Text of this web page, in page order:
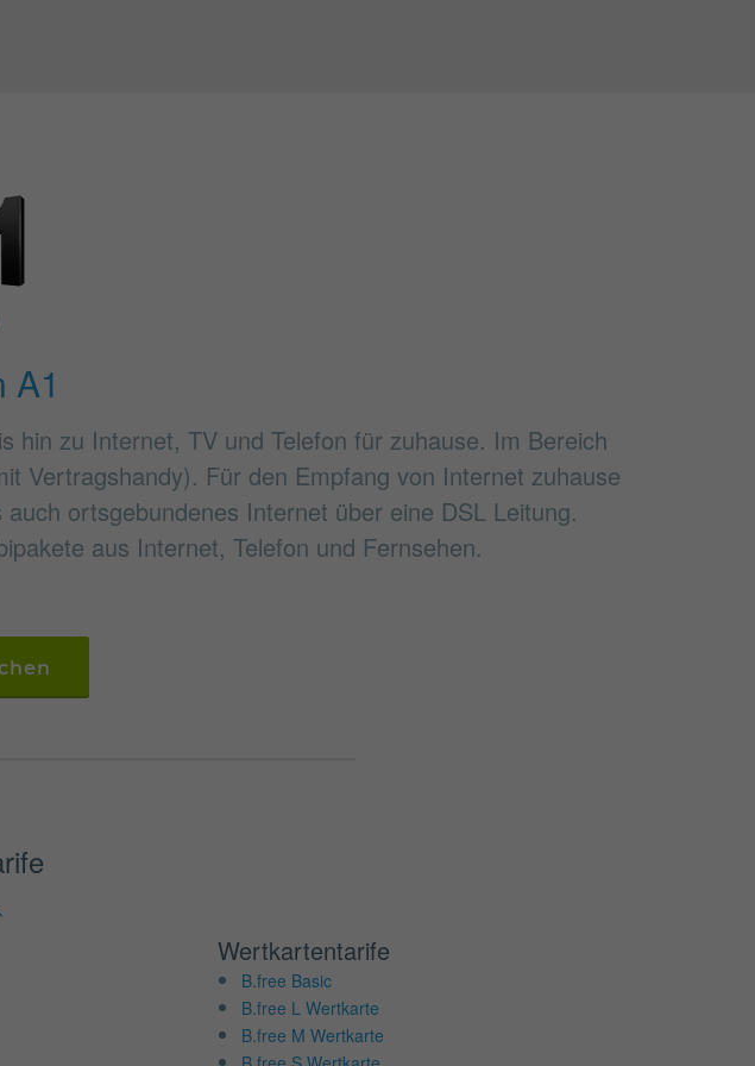
A1
hin zu Internet, TV und Telefon für zuhause. Im Bereich
Vertragshandy). Für den Empfang von Internet zuhause
ortsgebundenes Internet über eine DSL Leitung.
aus Internet, Telefon und Fernsehen.
Wertkartentarife
B.free Basic
B.free L Wertkarte
B.free M Wertkarte